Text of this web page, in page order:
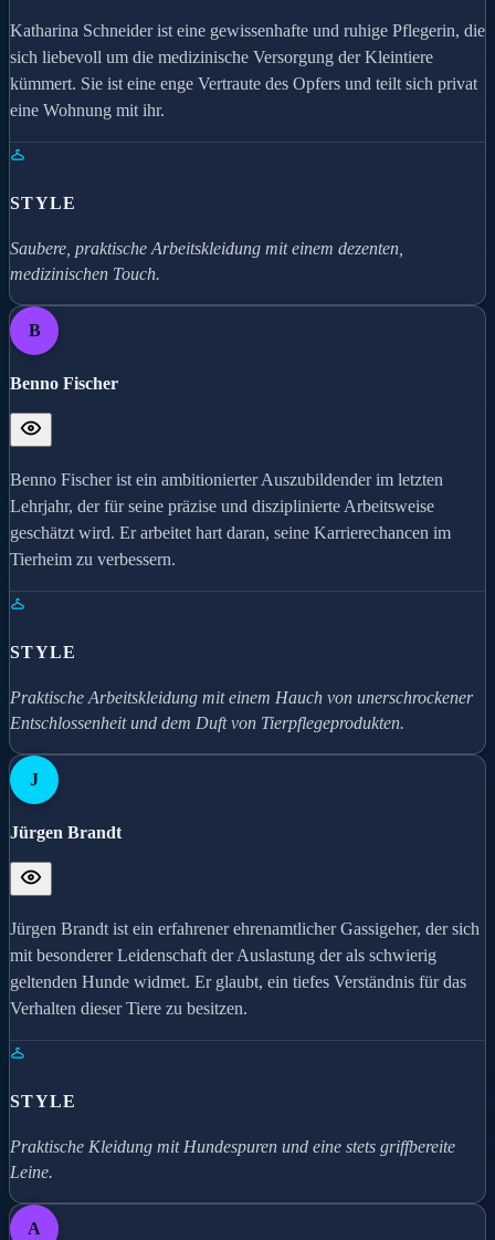
Katharina Schneider ist eine gewissenhafte und ruhige Pflegerin, die
sich liebevoll um die medizinische Versorgung der Kleintiere
kümmert. Sie ist eine enge Vertraute des Opfers und teilt sich privat
eine Wohnung mit ihr.
STYLE
Saubere, praktische Arbeitskleidung mit einem dezenten,
medizinischen Touch.
B
Benno Fischer
Benno Fischer ist ein ambitionierter Auszubildender im letzten
Lehrjahr, der für seine präzise und disziplinierte Arbeitsweise
geschätzt wird. Er arbeitet hart daran, seine Karrierechancen im
Tierheim zu verbessern.
STYLE
Praktische Arbeitskleidung mit einem Hauch von unerschrockener
Entschlossenheit und dem Duft von Tierpflegeprodukten.
J
Jürgen Brandt
Jürgen Brandt ist ein erfahrener ehrenamtlicher Gassigeher, der sich
mit besonderer Leidenschaft der Auslastung der als schwierig
geltenden Hunde widmet. Er glaubt, ein tiefes Verständnis für das
Verhalten dieser Tiere zu besitzen.
STYLE
Praktische Kleidung mit Hundespuren und eine stets griffbereite
Leine.
A